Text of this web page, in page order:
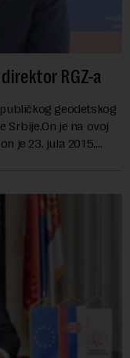
RGZ-a
geodetskog
Srbije.On je na ovoj
je 23. jula 2015.